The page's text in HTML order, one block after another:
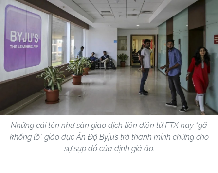
Những cái tên như sàn giao dịch tiền điện tử FTX hay "gã
khổng lồ" giáo dục Ấn Độ Byju’s trở thành minh chứng cho
sự sụp đổ của định giá ảo.